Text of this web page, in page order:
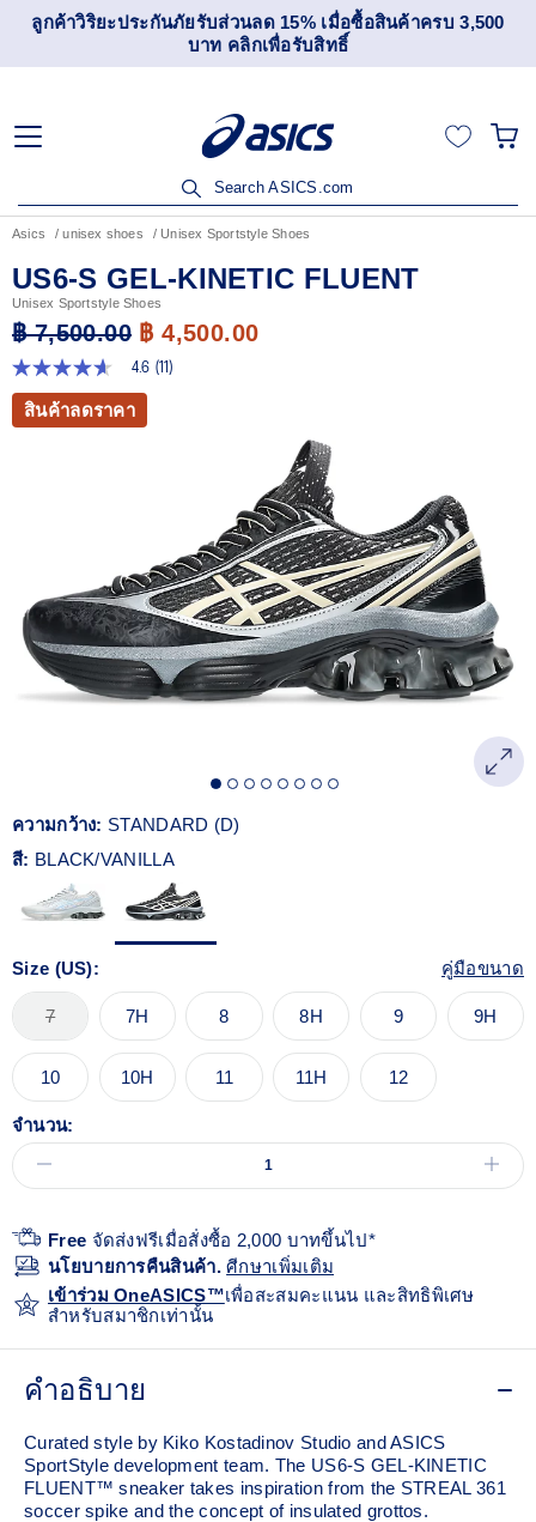
เข้าร่วม OneASICS™ เพื่อสะสมคะแนน และสิทธิพิเศษสำหรับ
สมาชิกเท่านั้น สมัครเลย
Search ASICS.com
Asics unisex shoes Unisex Sportstyle Shoes
US6-S GEL-KINETIC FLUENT
Unisex Sportstyle Shoes
฿ 7,500.00 ฿ 4,500.00
4.6
จาก
ดาว
เดียวกัน
4.6 (11)
สินค้าลดราคา
ความกว้าง: STANDARD (D)
สี: BLACK/VANILLA
Size (US): คู่มือขนาด
7 7H 8 8H 9 9H
10 10H 11 11H 12
จำนวน:
Free จัดส่งฟรีเมื่อสั่งซื้อ 2,000 บาทขึ้นไป*
นโยบายการคืนสินค้า.ศีกษาเพิ่มเติม
เข้าร่วม OneASICS™เพื่อสะสมคะแนน และสิทธิพิเศษ
สำหรับสมาชิกเท่านั้น
คำอธิบาย
Curated style by Kiko Kostadinov Studio and ASICS
SportStyle development team. The US6-S GEL-KINETIC
FLUENT™ sneaker takes inspiration from the STREAL 361
soccer spike and the concept of insulated grottos.